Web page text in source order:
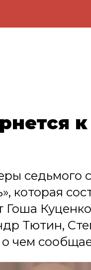
седьмого
Тютин,
чем